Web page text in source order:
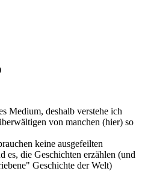
Medium, deshalb verstehe ich
von manchen (hier) so
keine ausgefeilten
es, die Geschichten erzählen (und
Geschichte der Welt)